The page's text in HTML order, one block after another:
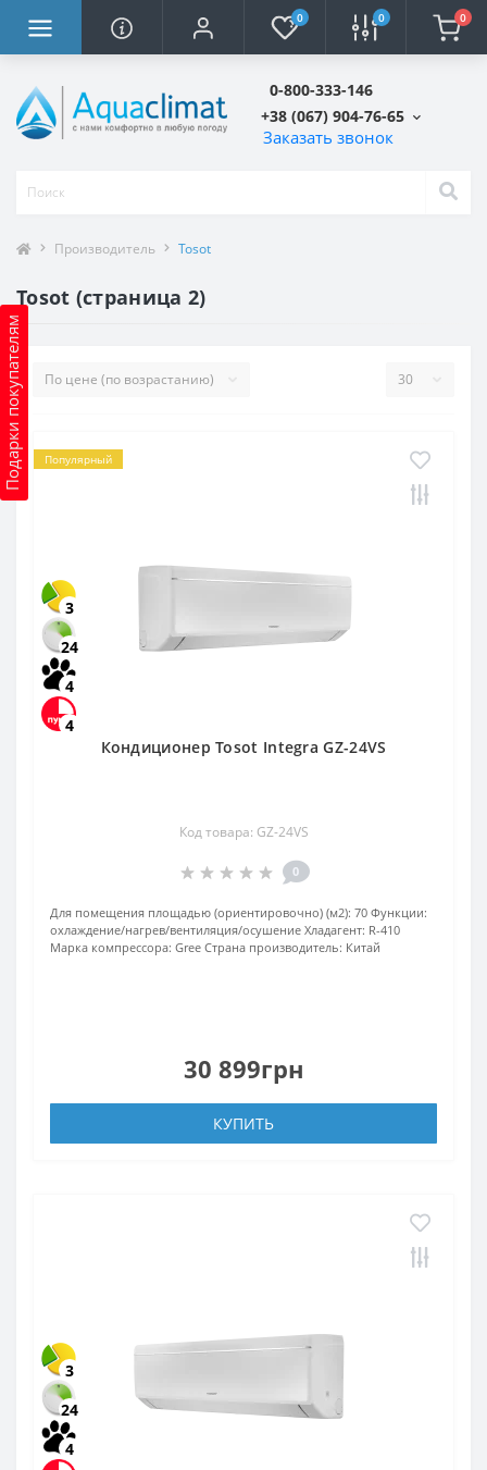
0 0 0
0-800-333-146
+38 (067) 904-76-65
Заказать звонок
Подарки покупателям
Производитель Tosot
Tosot (страница 2)
Популярный
3
24
4
4
Кондиционер Tosot Integra GZ-24VS
Код товара: GZ-24VS
0
Для помещения площадью (ориентировочно) (м2): 70 Функции:
охлаждение/нагрев/вентиляция/осушение Хладагент: R-410
Марка компрессора: Gree Страна производитель: Китай
30 899грн
КУПИТЬ
3
24
4